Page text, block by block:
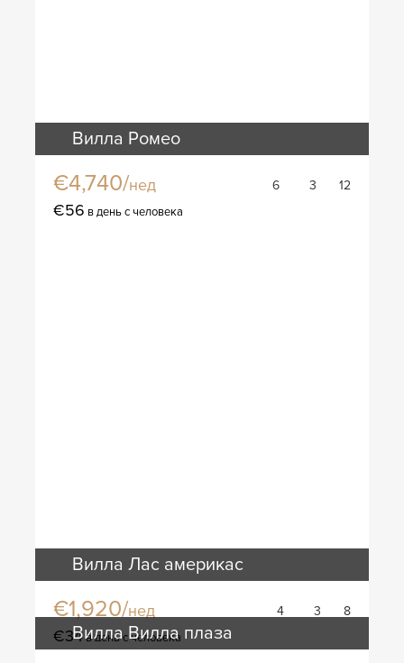
Вилла Ромео
€4,740/нед 6 3 12
€56 в день с человека
Вилла Лас америкас
€1,920/нед 4 3 8
€34в день с человека
Вилла Вилла плаза